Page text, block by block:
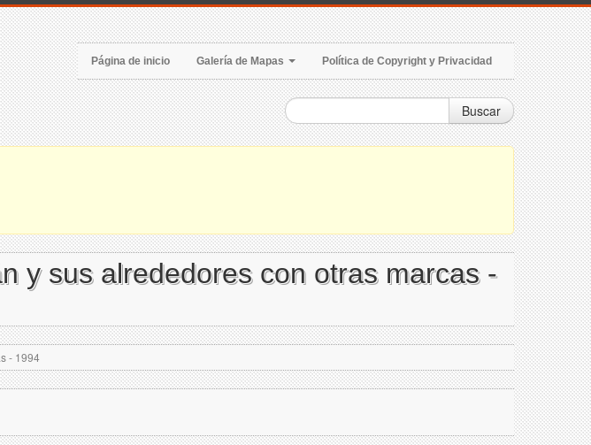
Página de inicio Galería de Mapas Política de Copyright y Privacidad
Buscar
y sus alrededores con otras marcas -
- 1994